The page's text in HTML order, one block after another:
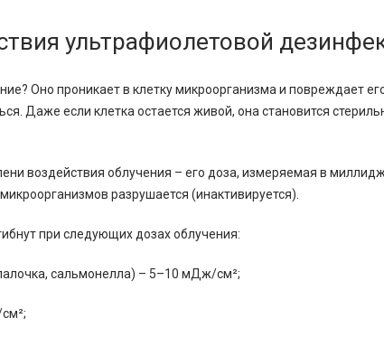
ультрафиолетовой
Оно проникает в клетку микроорганизма и повреждает
Даже если клетка остается живой, она становится
воздействия облучения – его доза, измеряемая в
разрушается (инактивируется).
при следующих дозах облучения:
сальмонелла) – 5–10 мДж/см²;